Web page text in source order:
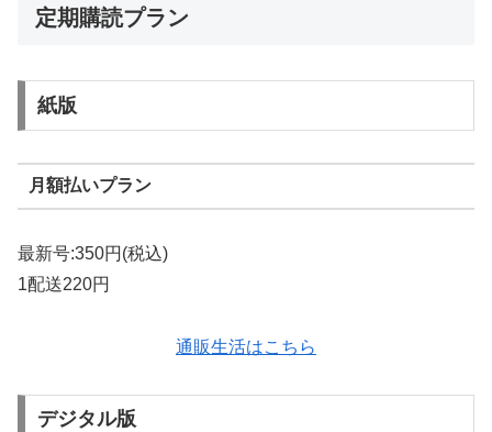
定期購読プラン
紙版
月額払いプラン
最新号:350円(税込)
1配送220円
通販生活はこちら
デジタル版